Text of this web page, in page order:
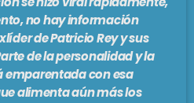
no hay información
de Patricio Rey y sus
de la personalidad y la
emparentada con esa
alimenta aún más los